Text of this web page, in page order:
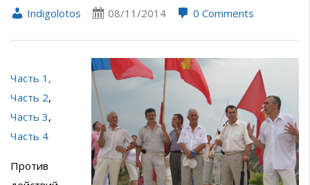
Indigolotos 08/11/2014 0 Comments
Часть 1,
Часть 2,
Часть 3,
Часть 4
Против